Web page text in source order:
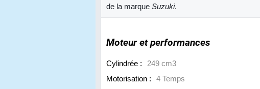
de la marque Suzuki.
Moteur et performances
Cylindrée :
249 cm3
Motorisation :
4 Temps